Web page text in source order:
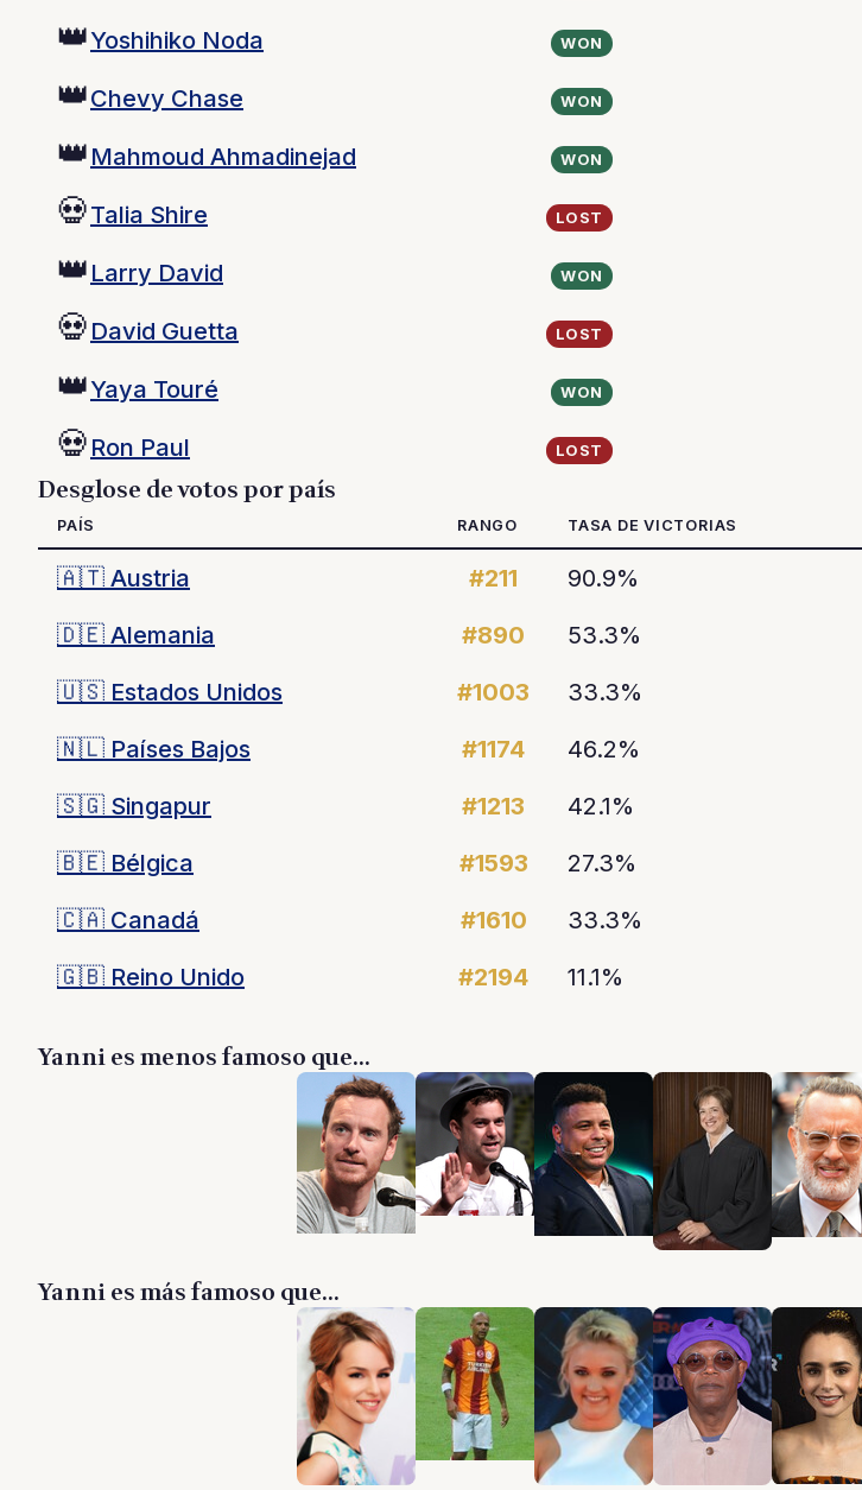
👑Yoshihiko Noda WON
👑Chevy Chase WON
👑 Mahmoud Ahmadinejad WON
💀Talia Shire LOST
👑 Larry David WON
💀 David Guetta LOST
👑Yaya Touré WON
💀 Ron Paul LOST
Desglose de votos por país
PAÍS RANGO TASA DE VICTORIAS
🇦🇹 Austria #211 90.9%
🇩🇪 Alemania #890 53.3%
🇺🇸 Estados Unidos #1003 33.3%
🇳🇱 Países Bajos #1174 46.2%
🇸🇬 Singapur #1213 42.1%
🇧🇪 Bélgica #1593 27.3%
🇨🇦 Canadá #1610 33.3%
🇬🇧 Reino Unido #2194 11.1%
Yanni es menos famoso que...
Yanni es más famoso que...